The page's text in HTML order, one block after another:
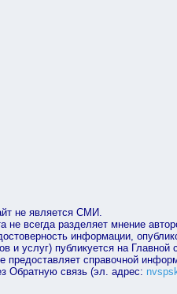
не является СМИ.
не всегда разделяет мнение
информации,
и услуг) публикуется на Главной
предоставляет справочной
Обратную связь (эл. адрес: